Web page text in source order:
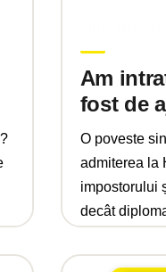
Am
fost de
O poveste
admiterea la
impostorului
decât